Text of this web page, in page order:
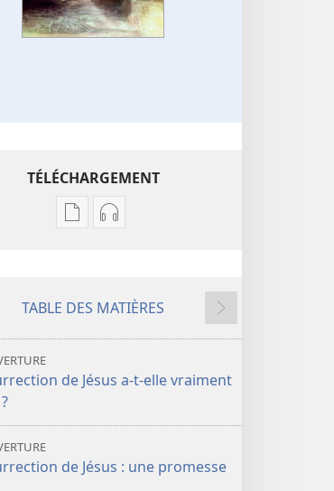
TÉLÉCHARGEMENT
Options
publications
TOUR
DE
résurrection
de
Options
enregistrements
TOUR
résurrection
TABLE DES MATIÈRES
Suivant
de Jésus a-​t-​elle vraiment
de Jésus : une promesse